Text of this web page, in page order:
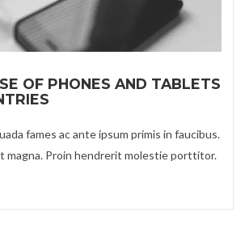
OF PHONES AND TABLETS
fames ac ante ipsum primis in faucibus.
magna. Proin hendrerit molestie porttitor.